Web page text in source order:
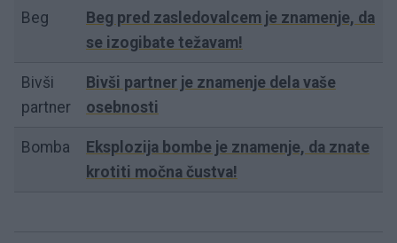
Beg
Beg pred zasledovalcem je znamenje, da
se izogibate težavam!
Bivši
partner
Bivši partner je znamenje dela vaše
osebnosti
Bomba
Eksplozija bombe je znamenje, da znate
krotiti močna čustva!